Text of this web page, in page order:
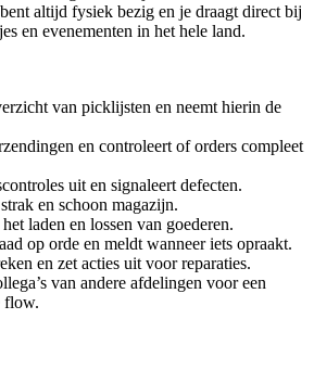
altijd fysiek bezig en je draagt direct bij
en evenementen in het hele land.
van picklijsten en neemt hierin de
en controleert of orders compleet
uit en signaleert defecten.
en schoon magazijn.
laden en lossen van goederen.
op orde en meldt wanneer iets opraakt.
en zet acties uit voor reparaties.
van andere afdelingen voor een
flow.